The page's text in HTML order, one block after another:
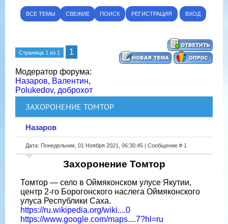
ВСЕ ТЕМЫ СВЕЖИЕ ПОИСК РЕГИСТРАЦИЯ ВХОД
Страница 1 из 1 1
Модератор форума:
Назаров, Валентин,
Polukedov, доброхот
ЗАХОРОНЕНИЕ ТОМТОР
Назаров
Дата: Понедельник, 01 Ноября 2021, 06:30:45 | Сообщение # 1
Захоронение Томтор
Томтор — село в Оймяконском улусе Якутии,
центр 2-го Борогонского наслега Оймяконского
улуса Республики Саха.
https://ru.wikipedia.org/wiki....0
https://www.google.com/maps....7?hl=ru